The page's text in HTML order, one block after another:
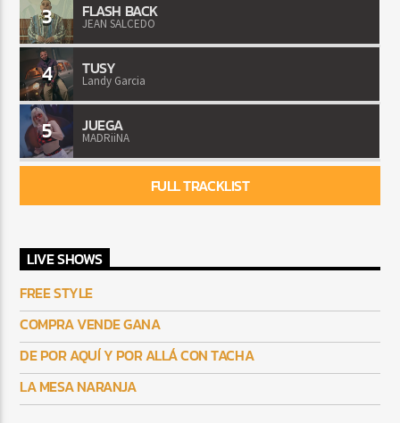
3 FLASH BACK
JEAN SALCEDO
4 TUSY
Landy Garcia
5 JUEGA
MADRiiNA
FULL TRACKLIST
LIVE SHOWS
FREE STYLE
COMPRA VENDE GANA
DE POR AQUÍ Y POR ALLÁ CON TACHA
LA MESA NARANJA